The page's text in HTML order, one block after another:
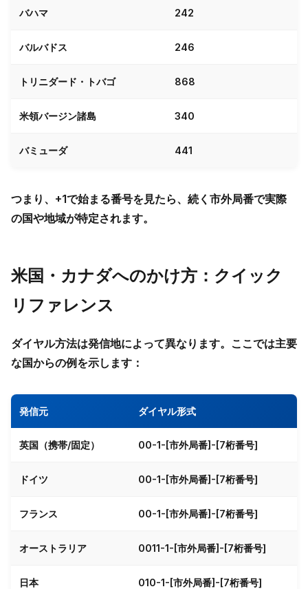
バハマ 242
バルバドス 246
トリニダード・トバゴ 868
米領バージン諸島 340
バミューダ 441
つまり、+1で始まる番号を見たら、続く市外局番で実際
の国や地域が特定されます。
米国・カナダへのかけ方：クイック
リファレンス
ダイヤル方法は発信地によって異なります。ここでは主要
な国からの例を示します：
発信元 ダイヤル形式
英国（携帯/固定） 00-1-[市外局番]-[7桁番号]
ドイツ 00-1-[市外局番]-[7桁番号]
フランス 00-1-[市外局番]-[7桁番号]
オーストラリア 0011-1-[市外局番]-[7桁番号]
日本 010-1-[市外局番]-[7桁番号]